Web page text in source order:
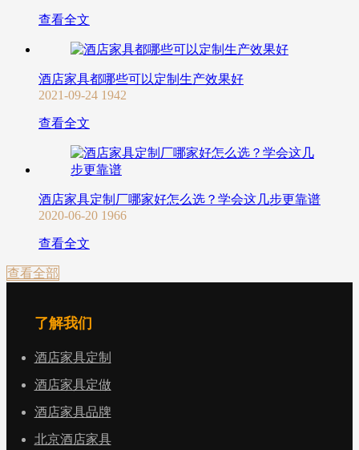
查看全文
酒店家具都哪些可以定制生产效果好
2021-09-24 1942
查看全文
酒店家具定制厂哪家好怎么选？学会这几步更靠谱
2020-06-20 1966
查看全文
查看全部
了解我们
酒店家具定制
酒店家具定做
酒店家具品牌
北京酒店家具